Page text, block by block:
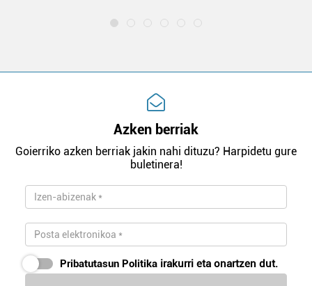
Azken berriak
Goierriko azken berriak jakin nahi dituzu? Harpidetu gure
buletinera!
Pribatutasun Politika irakurri eta onartzen dut.